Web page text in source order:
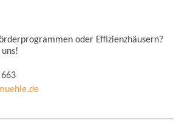
oder Effizienzhäusern?
663